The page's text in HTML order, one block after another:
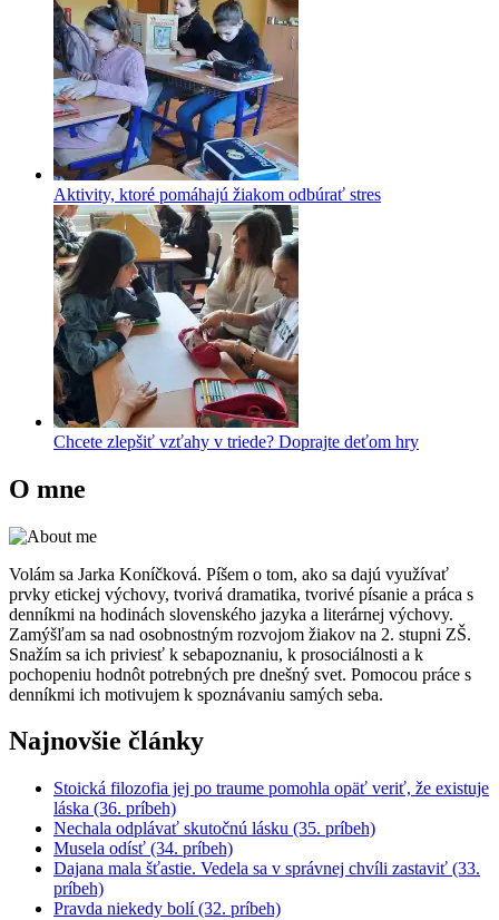
Aktivity, ktoré pomáhajú žiakom odbúrať stres
Chcete zlepšiť vzťahy v triede? Doprajte deťom hry
O mne
Volám sa Jarka Koníčková. Píšem o tom, ako sa dajú využívať
prvky etickej výchovy, tvorivá dramatika, tvorivé písanie a práca s
denníkmi na hodinách slovenského jazyka a literárnej výchovy.
Zamýšľam sa nad osobnostným rozvojom žiakov na 2. stupni ZŠ.
Snažím sa ich priviesť k sebapoznaniu, k prosociálnosti a k
pochopeniu hodnôt potrebných pre dnešný svet. Pomocou práce s
denníkmi ich motivujem k spoznávaniu samých seba.
Najnovšie články
Stoická filozofia jej po traume pomohla opäť veriť, že existuje
láska (36. príbeh)
Nechala odplávať skutočnú lásku (35. príbeh)
Musela odísť (34. príbeh)
Dajana mala šťastie. Vedela sa v správnej chvíli zastaviť (33.
príbeh)
Pravda niekedy bolí (32. príbeh)